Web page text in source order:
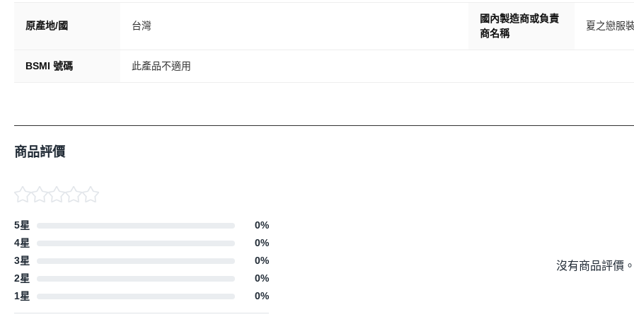
原產地/國 台灣
國內製造商或負責
商名稱
夏之戀服
BSMI 號碼 此產品不適用
商品評價
5星 0%
4星
0%
3星
0%
2星
0%
1星
0%
沒有商品評價。